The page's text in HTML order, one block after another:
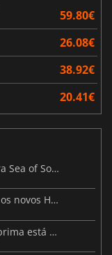
59.80€
26.08€
38.92€
20.41€
Hollow Knight: Silksong prepara-se para Sea of Sorrow com um patch
A Invasão dos Illuminados: Conquistar os novos Helldivers 2 Atualização!
GTA VI: Para além dos atrasos, a obra-prima está quase a chegar